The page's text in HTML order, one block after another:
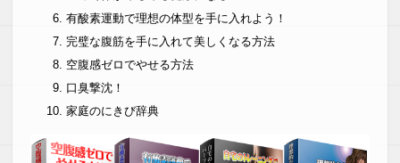
有酸素運動で理想の体型を手に入れよう！
完璧な腹筋を手に入れて美しくなる方法
空腹感ゼロでやせる方法
口臭撃沈！
家庭のにきび辞典